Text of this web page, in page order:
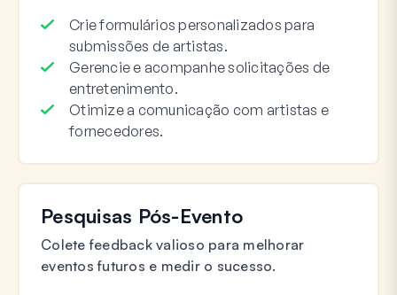
Crie formulários personalizados para
submissões de artistas.
Gerencie e acompanhe solicitações de
entretenimento.
Otimize a comunicação com artistas e
fornecedores.
Pesquisas Pós-Evento
Colete feedback valioso para melhorar
eventos futuros e medir o sucesso.